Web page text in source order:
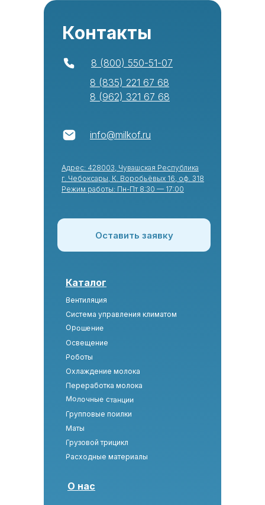
О нас
Каталог
8 (800) 550-51-07
Адрес: 428003, Чувашская Республика
г. Чебоксары, К. Воробьёвых 16, оф. 318
Режим работы: Пн-Пт 8:30 — 17:00
8 (835) 221 67 68
8 (962) 321 67 68
info@milkof.ru
Охлаждение молока
Грузовой трицикл
Расходные материалы
Орошение
Система управления климатом
Вентиляция
Групповые поилки
Переработка молока
Молочные станции
Роботы
Освещение
Маты
Контакты
Оставить заявку